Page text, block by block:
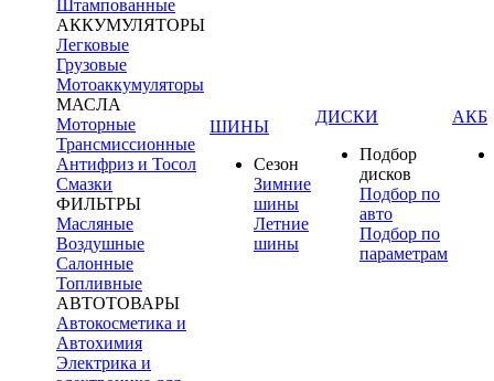
Штампованные
АККУМУЛЯТОРЫ
Легковые
Грузовые
Мотоаккумуляторы
МАСЛА
Моторные
Трансмиссионные
Антифриз и Тосол
Смазки
ФИЛЬТРЫ
Масляные
Воздушные
Салонные
Топливные
АВТОТОВАРЫ
Автокосметика и
Автохимия
Электрика и
ШИНЫ
Сезон
Зимние
шины
Летние
шины
ДИСКИ
Подбор
дисков
Подбор по
авто
Подбор по
параметрам
АКБ